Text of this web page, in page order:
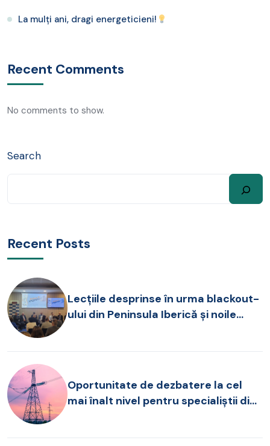
La mulți ani, dragi energeticieni!
Recent Comments
No comments to show.
Search
Recent Posts
Lecțiile desprinse în urma blackout-
ului din Peninsula Iberică și noile
Oportunitate de dezbatere la cel
mai înalt nivel pentru specialiștii din